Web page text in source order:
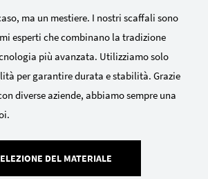
ma un mestiere. I nostri scaffali sono
esperti che combinano la tradizione
più avanzata. Utilizziamo solo
per garantire durata e stabilità. Grazie
diverse aziende, abbiamo sempre una
DEL MATERIALE